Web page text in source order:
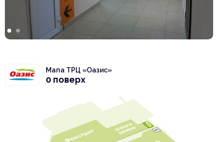
Мапа ТРЦ «Оазис»
0 поверх